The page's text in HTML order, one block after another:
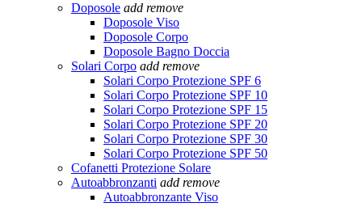
Doposole add remove
Doposole Viso
Doposole Corpo
Doposole Bagno Doccia
Solari Corpo add remove
Solari Corpo Protezione SPF 6
Solari Corpo Protezione SPF 10
Solari Corpo Protezione SPF 15
Solari Corpo Protezione SPF 20
Solari Corpo Protezione SPF 30
Solari Corpo Protezione SPF 50
Cofanetti Protezione Solare
Autoabbronzanti add remove
Autoabbronzante Viso